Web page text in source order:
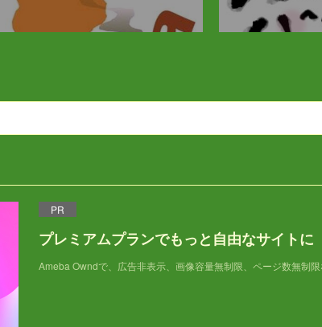
PR
プレミアムプランでもっと自由なサイトに
Ameba Owndで、広告非表示、画像容量無制限、ページ数無制限